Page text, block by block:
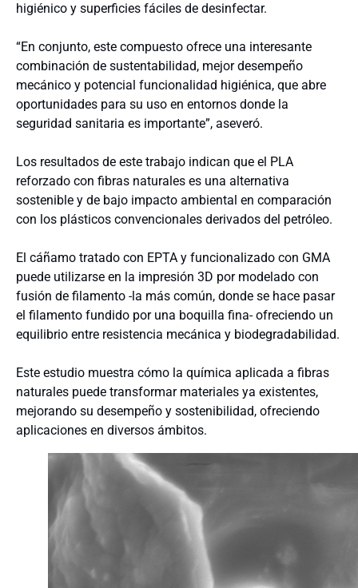
higiénico y superficies fáciles de desinfectar.
“En conjunto, este compuesto ofrece una interesante
combinación de sustentabilidad, mejor desempeño
mecánico y potencial funcionalidad higiénica, que abre
oportunidades para su uso en entornos donde la
seguridad sanitaria es importante”, aseveró.
Los resultados de este trabajo indican que el PLA
reforzado con fibras naturales es una alternativa
sostenible y de bajo impacto ambiental en comparación
con los plásticos convencionales derivados del petróleo.
El cáñamo tratado con EPTA y funcionalizado con GMA
puede utilizarse en la impresión 3D por modelado con
fusión de filamento -la más común, donde se hace pasar
el filamento fundido por una boquilla fina- ofreciendo un
equilibrio entre resistencia mecánica y biodegradabilidad.
Este estudio muestra cómo la química aplicada a fibras
naturales puede transformar materiales ya existentes,
mejorando su desempeño y sostenibilidad, ofreciendo
aplicaciones en diversos ámbitos.